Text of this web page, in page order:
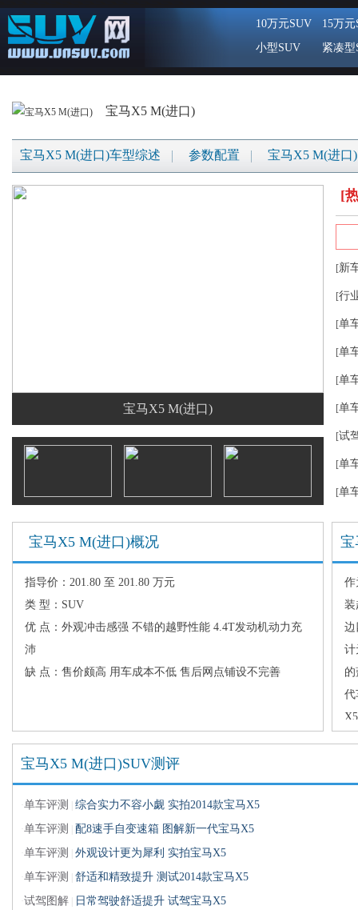
10万元SUV
15万
小型SUV
紧凑型
宝马X5 M(进口)
宝马X5 M(进口)车型综述 参数配置 宝马X5 M(进口
宝马X5 M(进口)
[
[新
[行
[单
[单
[单
[单
[试
[单
[单
宝马X5 M(进口)概况
指导价：201.80 至 201.80 万元
类 型：SUV
优 点：外观冲击感强 不错的越野性能 4.4T发动机动力充
沛
缺 点：售价颇高 用车成本不低 售后网点铺设不完善
宝
作
装
边
计
代
宝马X5 M(进口)SUV测评
单车评测 综合实力不容小觑 实拍2014款宝马X5
单车评测 配8速手自变速箱 图解新一代宝马X5
单车评测 外观设计更为犀利 实拍宝马X5
单车评测 舒适和精致提升 测试2014款宝马X5
试驾图解 日常驾驶舒适提升 试驾宝马X5